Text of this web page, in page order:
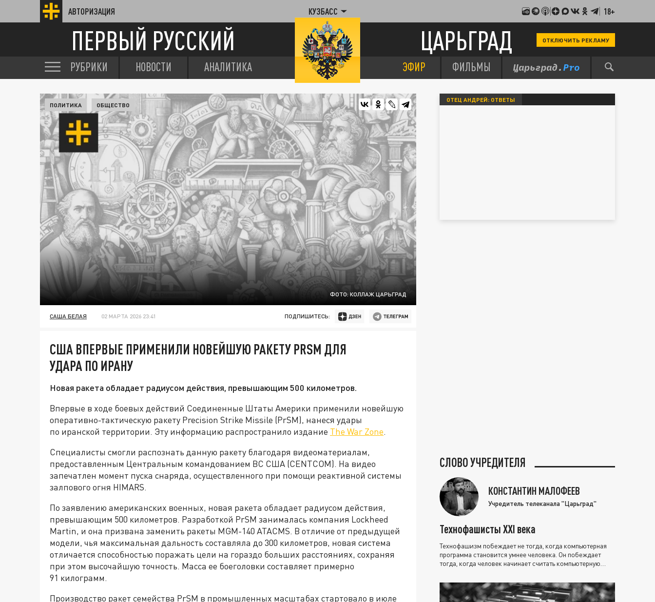
АВТОРИЗАЦИЯ КУЗБАСС 18+
ПЕРВЫЙ РУССКИЙ ЦАРЬГРАД ОТКЛЮЧИТЬ РЕКЛАМУ
РУБРИКИ НОВОСТИ АНАЛИТИКА ЭФИР ФИЛЬМЫ
ФОТО: КОЛЛАЖ ЦАРЬГРАД
ПОЛИТИКА ОБЩЕСТВО
САША БЕЛАЯ 02 МАРТА 2026 23:41 ПОДПИШИТЕСЬ:
США ВПЕРВЫЕ ПРИМЕНИЛИ НОВЕЙШУЮ РАКЕТУ PRSM ДЛЯ
УДАРА ПО ИРАНУ
Новая ракета обладает радиусом действия, превышающим 500 километров.
Впервые в ходе боевых действий Соединенные Штаты Америки применили новейшую
оперативно-тактическую ракету Precision Strike Missile (PrSM), нанеся удары
по иранской территории. Эту информацию распространило издание The War Zone.
Специалисты смогли распознать данную ракету благодаря видеоматериалам,
предоставленным Центральным командованием ВС США (CENTCOM). На видео
запечатлен момент пуска снаряда, осуществленного при помощи реактивной системы
залпового огня HIMARS.
По заявлению американских военных, новая ракета обладает радиусом действия,
превышающим 500 километров. Разработкой PrSM занималась компания Lockheed
Martin, и она призвана заменить ракеты MGM-140 ATACMS. В отличие от предыдущей
модели, чья максимальная дальность составляла до 300 километров, новая система
отличается способностью поражать цели на гораздо больших расстояниях, сохраняя
при этом высочайшую точность. Масса ее боеголовки составляет примерно
91 килограмм.
Производство ракет семейства PrSM в промышленных масштабах стартовало в июле
ОТЕЦ АНДРЕЙ: ОТВЕТЫ
СЛОВО УЧРЕДИТЕЛЯ
КОНСТАНТИН МАЛОФЕЕВ
Учредитель телеканала "Царьград"
Технофашисты XXI века
Технофашизм побеждает не тогда, когда компьютерная
программа становится умнее человека. Он побеждает
тогда, когда человек начинает считать компьютерную